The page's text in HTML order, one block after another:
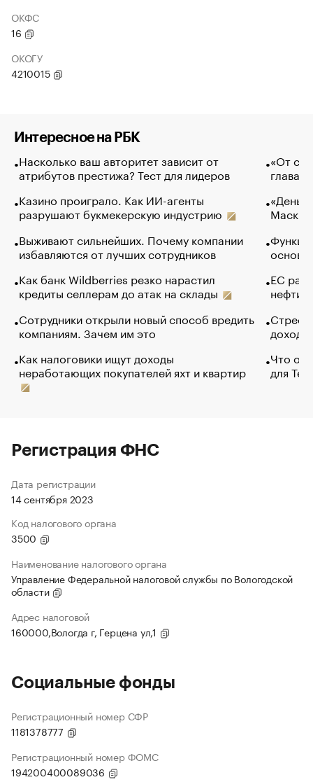
ОКФС
16
ОКОГУ
4210015
Интересное на РБК
Насколько ваш авторитет зависит от
атрибутов престижа? Тест для лидеров
Казино проиграло. Как ИИ-агенты
разрушают букмекерскую индустрию
Выживают сильнейших. Почему компании
избавляются от лучших сотрудников
Как банк Wildberries резко нарастил
кредиты селлерам до атак на склады
Сотрудники открыли новый способ вредить
компаниям. Зачем им это
Как налоговики ищут доходы
неработающих покупателей яхт и квартир
«От
глава
Маск в
основ
ЕС
нефти
Что
для
Регистрация ФНС
Дата регистрации
14 сентября 2023
Код налогового органа
3500
Наименование налогового органа
Управление Федеральной налоговой службы по Вологодской
области
Адрес налоговой
160000,Вологда г, Герцена ул,1
Социальные фонды
Регистрационный номер СФР
1181378777
Регистрационный номер ФОМС
194200400089036